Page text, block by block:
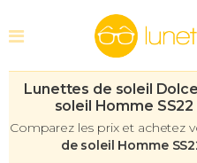
Lunettes de soleil
soleil Homme
Comparez les prix et achetez
de soleil Homme